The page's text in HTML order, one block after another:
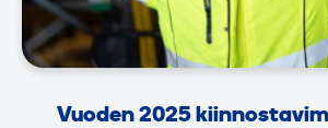
Vuoden 2025